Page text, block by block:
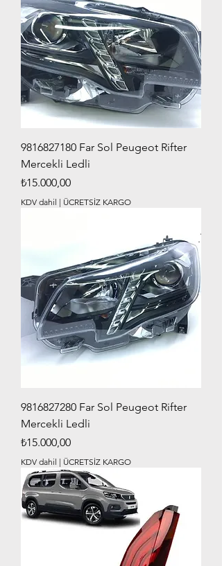
9816827180 Far Sol Peugeot Rifter
Mercekli Ledli
Fiyat
₺15.000,00
KDV dahil | ÜCRETSİZ KARGO
9816827280 Far Sol Peugeot Rifter
Mercekli Ledli
Fiyat
₺15.000,00
KDV dahil | ÜCRETSİZ KARGO